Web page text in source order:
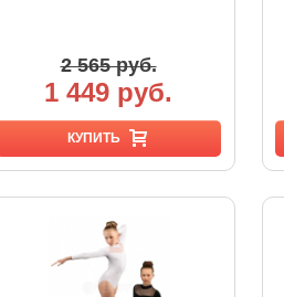
2 565 руб.
1 449 руб.
КУПИТЬ